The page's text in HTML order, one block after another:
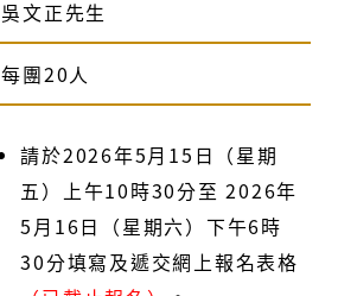
吳文正先生
每團20人
請於2026年5月15日（星期
五）上午10時30分至 2026年
5月16日（星期六）下午6時
30分填寫及遞交網上報名表格